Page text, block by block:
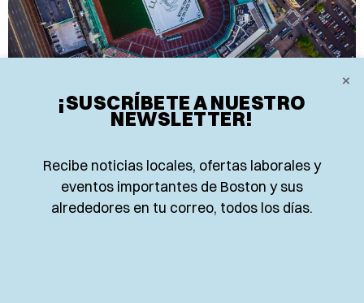
LOS WHITE SOX CON RACHA DE 8
TRIUNFOS
×
¡SUSCRÍBETE A NUESTRO
NEWSLETTER!
Recibe noticias locales, ofertas laborales y
eventos importantes de Boston y sus
alrededores en tu correo, todos los días.